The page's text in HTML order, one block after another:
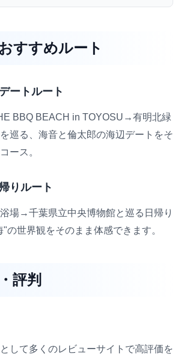
すすめルート
ートルート
BBQ BEACH in TOYOSU→有明北緑
巡る、海音と倫太郎の海辺デートをそ
ース。
りルート
場→千葉県立中央博物館と巡る日帰り
の世界観をそのまま体感できます。
評判
して多くのレビューサイトで高評価を